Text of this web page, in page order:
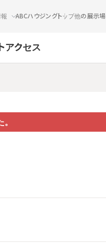
ABCハウジングトップ他の展示場
アクセス